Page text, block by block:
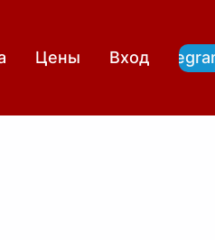
Цены Вход
Вход с Telegram